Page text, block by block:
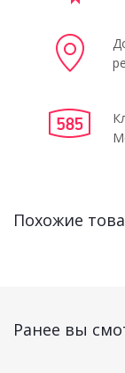
Похожие
Ранее вы